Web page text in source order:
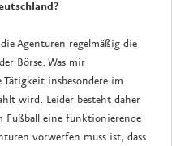
Agenturen regelmäßig die
Börse. Was mir
Tätigkeit insbesondere im
wird. Leider besteht daher
Fußball eine funktionierende
vorwerfen muss ist, dass